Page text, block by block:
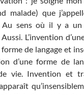
malade) que
Au sens où il y a
Aussi. L’invention
de langage et
d’une forme de
vie. Invention et